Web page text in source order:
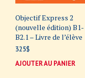
Objectif Express 2
(nouvelle édition) B1-
B2.1 – Livre de l’élève
325$
AJOUTER AU PANIER